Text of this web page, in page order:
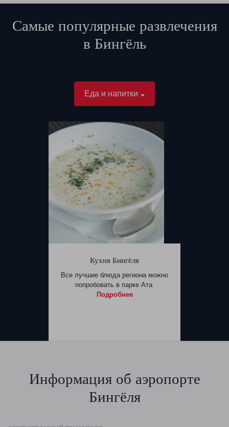
Самые популярные развлечения
в Бингёль
Еда и напитки
Кухня Бингёля
Все лучшие блюда региона можно
попробовать в парке Ата.
Подробнее
Информация об аэропорте
Бингёля